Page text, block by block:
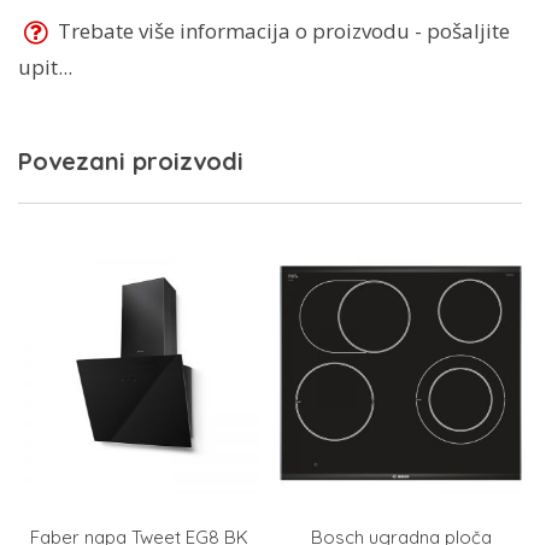
Trebate više informacija o proizvodu - pošaljite
upit...
Povezani proizvodi
Faber napa Tweet EG8 BK
Bosch ugradna ploča